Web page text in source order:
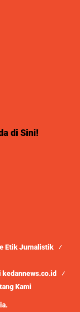
di Sini!
Etik Jurnalistik
kedannews.co.id
Kami